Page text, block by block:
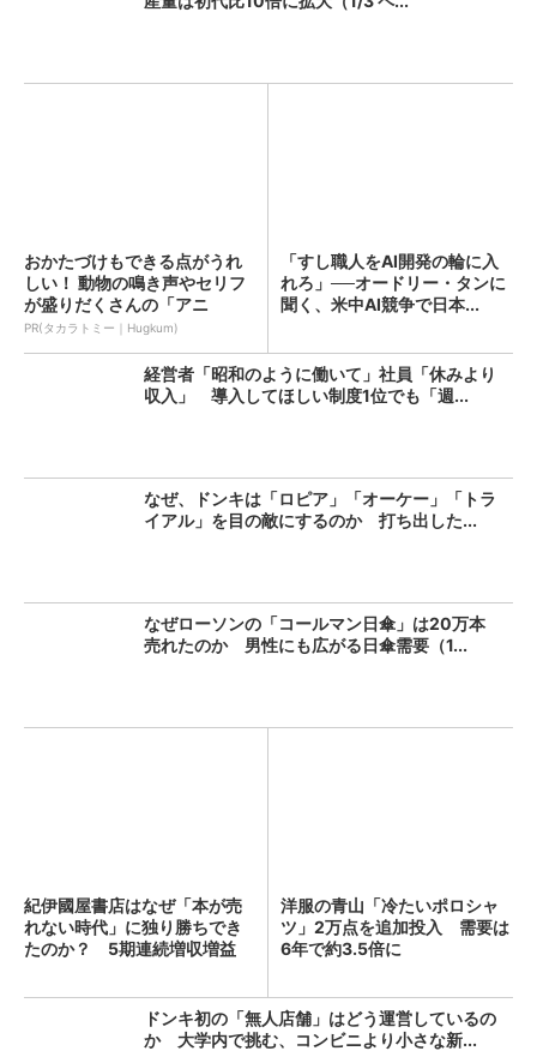
おかたづけもできる点がうれ
しい！ 動物の鳴き声やセリフ
が盛りだくさんの「アニ
ア ...
PR(タカラトミー｜Hugkum)
「すし職人をAI開発の輪に入
れろ」──オードリー・タンに
聞く、米中AI競争で日本...
経営者「昭和のように働いて」社員「休みより
収入」 導入してほしい制度1位でも「週...
なぜ、ドンキは「ロピア」「オーケー」「トラ
イアル」を目の敵にするのか 打ち出した...
なぜローソンの「コールマン日傘」は20万本
売れたのか 男性にも広がる日傘需要（1...
紀伊國屋書店はなぜ「本が売
れない時代」に独り勝ちでき
たのか？ 5期連続増収増益
洋服の青山「冷たいポロシャ
ツ」2万点を追加投入 需要は
6年で約3.5倍に
ドンキ初の「無人店舗」はどう運営しているの
か 大学内で挑む、コンビニより小さな新...